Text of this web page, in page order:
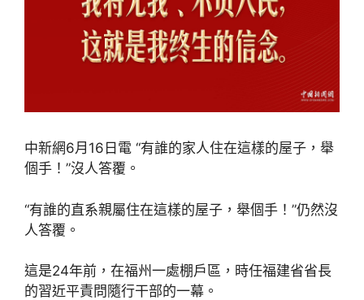
中新網6月16日電 “有誰的家人住在這樣的屋子，舉
個手！”沒人答覆。
“有誰的直系親屬住在這樣的屋子，舉個手！”仍然沒
人答覆。
這是24年前，在福州一處棚戶區，時任福建省省長
的習近平責問隨行干部的一幕。